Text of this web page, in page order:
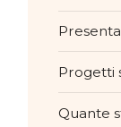
Progetti
Quante